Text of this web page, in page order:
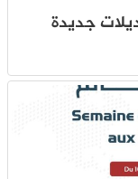
جديدة